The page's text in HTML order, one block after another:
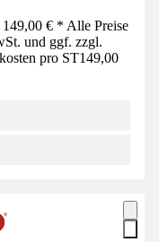
€ * Alle Preise
und ggf. zzgl.
pro ST149,00